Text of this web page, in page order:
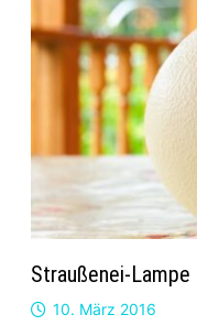
Straußenei-Lampe
10. März 2016